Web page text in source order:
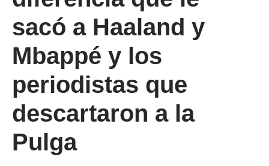
sacó a Haaland y
Mbappé y los
periodistas que
descartaron a la
Pulga